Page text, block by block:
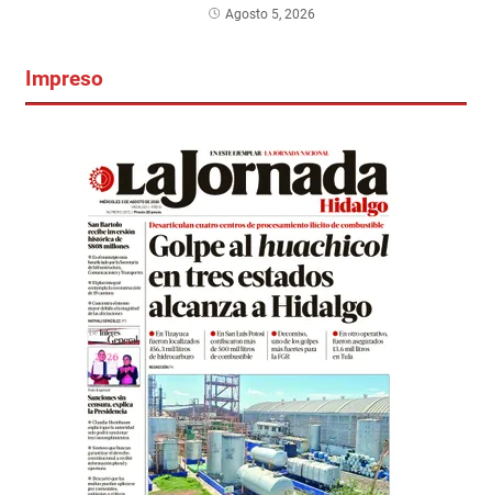
Agosto 5, 2026
Impreso